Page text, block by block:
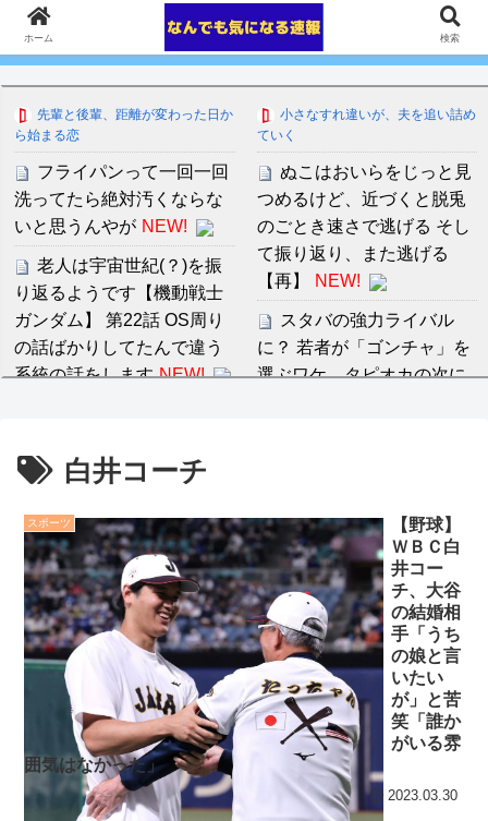
先輩と後輩、距離が変わった日か
ら始まる恋
フライパンって一回一回
洗ってたら絶対汚くならな
いと思うんやが NEW!
老人は宇宙世紀(？)を振
り返るようです【機動戦士
ガンダム】 第22話 OS周り
の話ばかりしてたんで違う
系統の話をします NEW!
wwwwwwwwwwwww NEW
ネット空間ほど賛成論が
強くない？女系天皇、養子
子息の皇位継承など…皇室
のあり方に関する意識調査
で見え NEW!
【阪神】ガルシア、2試
合連続スタメンで6番左翼！
同一カード3連敗阻止なるか
NEW!
クレバテスⅡ-魔獣の王と
小さなすれ違いが、夫を追い詰め
ていく
ぬこはおいらをじっと見
つめるけど、近づくと脱兎
のごとき速さで逃げる そし
て振り返り、また逃げる
【再】
NEW!
スタバの強力ライバル
に？ 若者が「ゴンチャ」を
選ぶワケ。タピオカの次に
セ・リーグ出塁回数ラン
キング 直近3週間｜2026年
8/3まで
【地獄のような聴聞会】
Ｗ杯１次Ｌ敗退の韓国 議員
が「なぜ負けたのか？」ソ
ン・フンミン先発落ちは
「監督の報復」
すまん熊本やがコンビニ
に食品も水もない
白井コーチ
スポーツ
【野球】
ＷＢＣ白
井コー
チ、大谷
の結婚相
手「うち
の娘と言
いたい
が」と苦
笑「誰か
がいる雰
囲気はなかった」
2023.03.30
ホーム 検索